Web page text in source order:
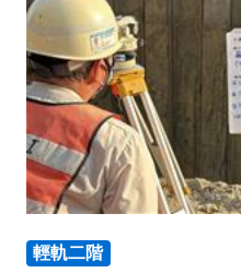
輕軌二階